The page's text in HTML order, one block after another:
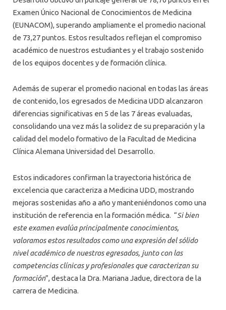
Examen Único Nacional de Conocimientos de Medicina
(EUNACOM), superando ampliamente el promedio nacional
de 73,27 puntos. Estos resultados reflejan el compromiso
académico de nuestros estudiantes y el trabajo sostenido
de los equipos docentes y de formación clínica.
Además de superar el promedio nacional en todas las áreas
de contenido, los egresados de Medicina UDD alcanzaron
diferencias significativas en 5 de las 7 áreas evaluadas,
consolidando una vez más la solidez de su preparación y la
calidad del modelo formativo de la Facultad de Medicina
Clínica Alemana Universidad del Desarrollo.
Estos indicadores confirman la trayectoria histórica de
excelencia que caracteriza a Medicina UDD, mostrando
mejoras sostenidas año a año y manteniéndonos como una
institución de referencia en la formación médica. “Si bien
este examen evalúa principalmente conocimientos,
valoramos estos resultados como una expresión del sólido
nivel académico de nuestros egresados, junto con las
competencias clínicas y profesionales que caracterizan su
formación”, destaca la Dra. Mariana Jadue, directora de la
carrera de Medicina.